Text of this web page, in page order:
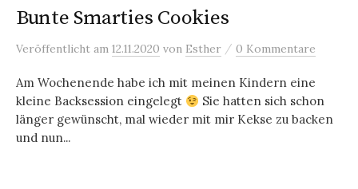
Bunte Smarties Cookies
Veröffentlicht am 12.11.2020 von Esther / 0 Kommentare
Am Wochenende habe ich mit meinen Kindern eine
kleine Backsession eingelegt
Sie hatten sich schon
länger gewünscht, mal wieder mit mir Kekse zu backen
und nun...